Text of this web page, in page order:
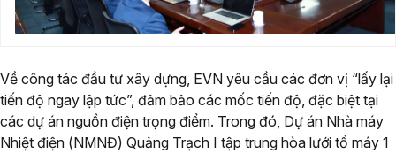
Về công tác đầu tư xây dựng, EVN yêu cầu các đơn vị “lấy lại
tiến độ ngay lập tức”, đảm bảo các mốc tiến độ, đặc biệt tại
các dự án nguồn điện trọng điểm. Trong đó, Dự án Nhà máy
Nhiệt điện (NMNĐ) Quảng Trạch I tập trung hòa lưới tổ máy 1